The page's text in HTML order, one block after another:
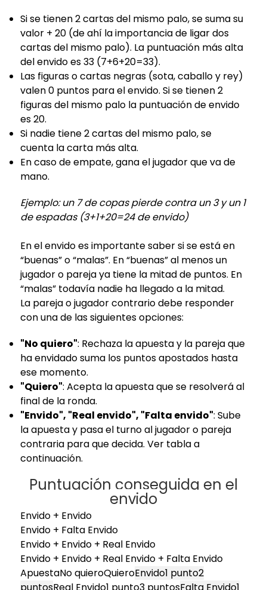
Si se tienen 2 cartas del mismo palo, se suma su
valor + 20 (de ahí la importancia de ligar dos
cartas del mismo palo). La puntuación más alta
del envido es 33 (7+6+20=33).
Las figuras o cartas negras (sota, caballo y rey)
valen 0 puntos para el envido. Si se tienen 2
figuras del mismo palo la puntuación de envido
es 20.
Si nadie tiene 2 cartas del mismo palo, se
cuenta la carta más alta.
En caso de empate, gana el jugador que va de
mano.
Ejemplo: un 7 de copas pierde contra un 3 y un 1
de espadas (3+1+20=24 de envido)
En el envido es importante saber si se está en
“buenas” o “malas”. En “buenas” al menos un
jugador o pareja ya tiene la mitad de puntos. En
“malas” todavía nadie ha llegado a la mitad.
La pareja o jugador contrario debe responder
con una de las siguientes opciones:
"No quiero": Rechaza la apuesta y la pareja que
ha envidado suma los puntos apostados hasta
ese momento.
"Quiero": Acepta la apuesta que se resolverá al
final de la ronda.
"Envido", "Real envido", "Falta envido": Sube
la apuesta y pasa el turno al jugador o pareja
contraria para que decida. Ver tabla a
continuación.
Puntuación conseguida en el
envido
Envido + Envido
Envido + Falta Envido
Envido + Envido + Real Envido
Envido + Envido + Real Envido + Falta Envido
ApuestaNo quieroQuieroEnvido1 punto2
puntosReal Envido1 punto3 puntosFalta Envido1